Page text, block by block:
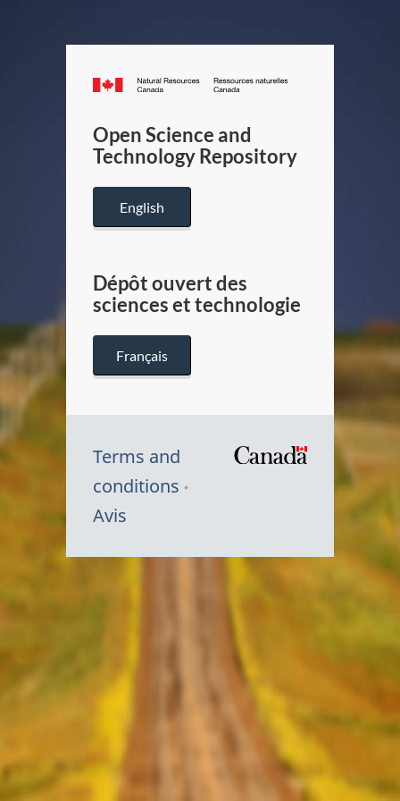
Canada.ca
/
Canada
Open Science and
Technology Repository
English
Dépôt ouvert des
sciences et technologie
Français
Terms and
conditions
Avis
Symbole
Canada